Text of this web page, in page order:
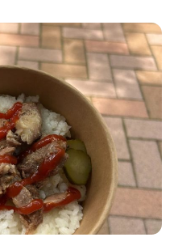
養成研究センター」